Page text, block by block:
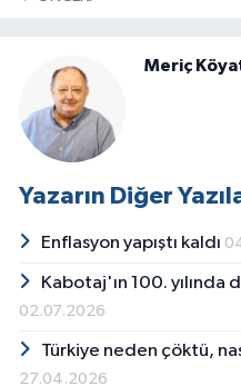
Meriç
Yazarın Diğer
Enflasyon yapıştı kaldı
Kabotaj'ın 100.
02.07.2026
Türkiye neden çöktü,
27.04.2026